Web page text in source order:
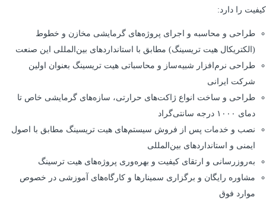
کیفیت را دارد:
طراحی و محاسبه و اجرای پروژه‌های گرمایشی مخازن و خطوط
(الکتریکال هیت تریسینگ) مطابق با استانداردهای بین‌المللی این صنعت
طراحی نرم‌افزار شبیه‌ساز و محاسباتی هیت تریسینگ بعنوان اولین
شرکت ایرانی
طراحی و ساخت انواع ژاکت‌های حرارتی، سازه‌های گرمایشی خاص تا
دمای ۱۰۰۰ درجه سانتی‌گراد
نصب و خدمات پس از فروش سیستم‌های هیت تریسینگ مطابق با اصول
ایمنی و استانداردهای بین‌المللی
به‌روزرسانی و ارتقای کیفیت و بهره‌وری پروژه‌های هیت ترسینگ
مشاوره رایگان و برگزاری سمینارها و کارگاه‌های آموزشی در خصوص
موارد فوق